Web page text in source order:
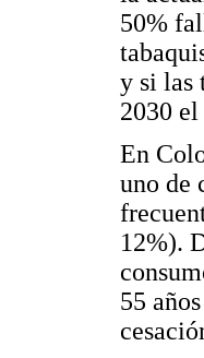
50%
y si las
2030
En
uno de
12%).
55